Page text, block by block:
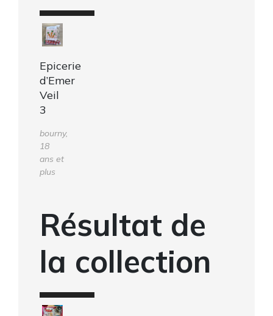
Epicerie
d’Emer
Veil
3
bourny,
18
ans et
plus
Résultat de
la collection